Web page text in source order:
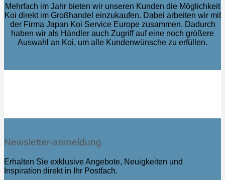
Mehrfach im Jahr bieten wir unseren Kunden die Möglichkeit
Koi direkt im Großhandel einzukaufen. Dabei arbeiten wir mit
der Firma Japan Koi Service Europe zusammen. Dadurch
haben wir als Händler auch Zugriff auf eine noch größere
Auswahl an Koi, um alle Kundenwünsche zu erfüllen.
Newsletter-anmeldung
Erhalten Sie exklusive Angebote, Neuigkeiten und
Inspiration direkt in Ihr Postfach.